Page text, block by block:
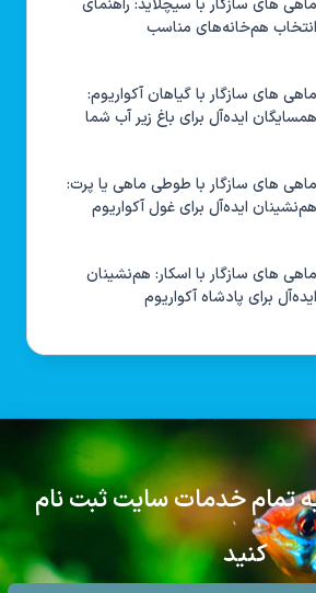
ماهی های سازگار با سیچلاید: راهنمای
انتخاب هم‌خانه‌های مناسب
ماهی های سازگار با گیاهان آکواریوم:
همسایگان ایده‌آل برای باغ زیر آب شما
ماهی های سازگار با طوطی ماهی یا پرت:
هم‌نشینان ایده‌آل برای غول آکواریوم
ماهی های سازگار با اسکار: هم‌نشینان
ایده‌آل برای پادشاه آکواریوم
تمام خدمات سایت ثبت نام
کنید